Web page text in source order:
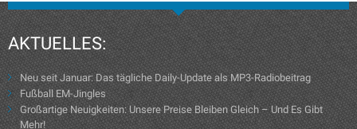
AKTUELLES:
Neu seit Januar: Das tägliche Daily-Update als MP3-Radiobeitrag
Fußball EM-Jingles
Großartige Neuigkeiten: Unsere Preise Bleiben Gleich – Und Es Gibt
Mehr!